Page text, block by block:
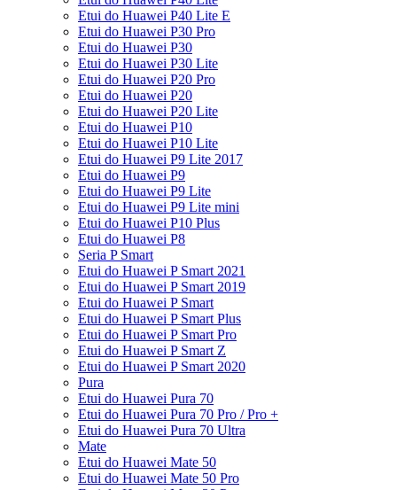
Etui do Huawei P40 Lite E
Etui do Huawei P30 Pro
Etui do Huawei P30
Etui do Huawei P30 Lite
Etui do Huawei P20 Pro
Etui do Huawei P20
Etui do Huawei P20 Lite
Etui do Huawei P10
Etui do Huawei P10 Lite
Etui do Huawei P9 Lite 2017
Etui do Huawei P9
Etui do Huawei P9 Lite
Etui do Huawei P9 Lite mini
Etui do Huawei P10 Plus
Etui do Huawei P8
Seria P Smart
Etui do Huawei P Smart 2021
Etui do Huawei P Smart 2019
Etui do Huawei P Smart
Etui do Huawei P Smart Plus
Etui do Huawei P Smart Pro
Etui do Huawei P Smart Z
Etui do Huawei P Smart 2020
Pura
Etui do Huawei Pura 70
Etui do Huawei Pura 70 Pro / Pro +
Etui do Huawei Pura 70 Ultra
Mate
Etui do Huawei Mate 50
Etui do Huawei Mate 50 Pro